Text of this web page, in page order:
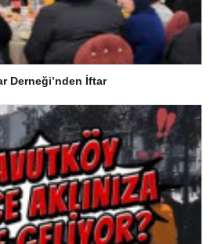
Derneği’nden İftar